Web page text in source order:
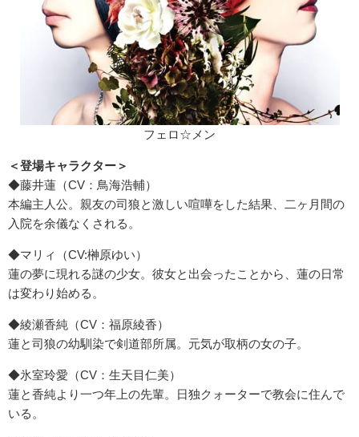
フェロ☆メン
＜登場キャラクター＞
◆藤井蓮（CV：鳥海浩輔）
本編主人公。親友の司狼と激しい喧嘩をした結果、二ヶ月間の
入院を余儀なくされる。
◆マリィ（CV:榊原ゆい）
蓮の夢に現れる謎の少女。彼女と出会ったことから、蓮の日常
は変わり始める。
◆綾瀬香純（CV：福原綾香）
蓮と司狼の幼馴染で剣道部所属。元気が取柄の女の子。
◆氷室玲愛（CV：生天目仁美）
蓮と香純より一つ年上の先輩。日独クォーターで教会に住んで
いる。